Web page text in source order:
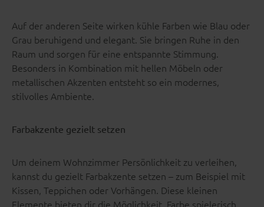
Auf der anderen Seite wirken kühle Farben wie Blau oder
Grau beruhigend und elegant. Sie bringen Ruhe in den
Raum und sorgen für eine entspannte Stimmung.
Besonders in Kombination mit hellen Möbeln oder
metallischen Akzenten entsteht so ein modernes,
stilvolles Ambiente.
Farbakzente gezielt setzen
Um deinem Wohnzimmer Persönlichkeit zu verleihen,
kannst du gezielt Farbakzente setzen – zum Beispiel mit
Kissen, Teppichen oder Vorhängen. Diese kleinen
Elemente bieten dir die Möglichkeit, Farbe spielerisch